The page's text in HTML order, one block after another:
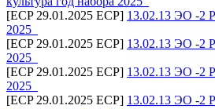
[ECP 29.01.2025 ECP] 13.02.13 ЭО -2
2025_
[ECP 29.01.2025 ECP] 13.02.13 ЭО -2
2025_
[ECP 29.01.2025 ECP] 13.02.13 ЭО -2
2025_
[ECP 29.01.2025 ECP] 13.02.13 ЭО -2